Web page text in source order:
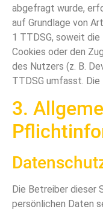
abgefragt wurde,
auf Grundlage von
1 TTDSG, soweit die
Cookies oder den
des Nutzers (z. B.
TTDSG umfasst.
3.
Die Betreiber dieser
persönlichen Daten